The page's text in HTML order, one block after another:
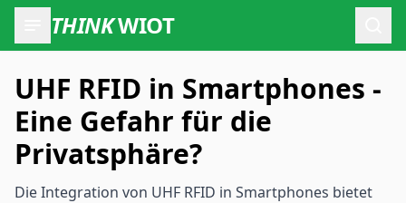
THINKWIOT
UHF RFID in Smartphones -
Eine Gefahr für die
Privatsphäre?
Die Integration von UHF RFID in Smartphones bietet